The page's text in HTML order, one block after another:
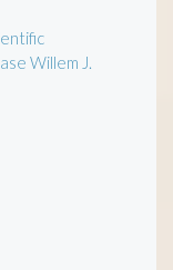
Willem J.